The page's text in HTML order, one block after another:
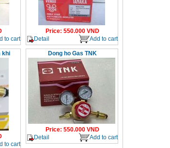
to cart
Price: 550.000VND
Detail
Add to cart
khi
to cart
Dong ho Gas TNK
Price: 550.000VND
Detail
Add to cart